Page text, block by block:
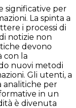
significative per
La spinta a
i processi di
notizie non
devono
con la
nuovi metodi
Gli utenti, a
analitiche per
in un
è divenuta